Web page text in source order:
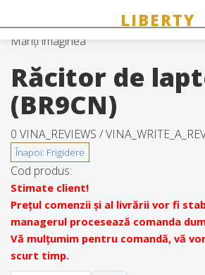
Măriți imaginea
Răcitor de
(BR9CN)
0 VINA_REVIEWS /
Cod produs:
Stimate client!
Prețul comenzii și al livrării vor fi
managerul procesează comanda
Vă mulțumim pentru comandă, vă
scurt timp.